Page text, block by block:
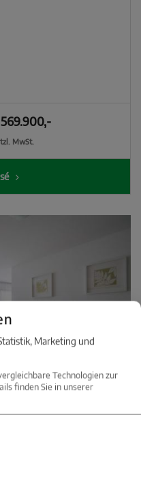
569.900,-
MwSt.
Marketing und
Technologien zur
finden Sie in unserer